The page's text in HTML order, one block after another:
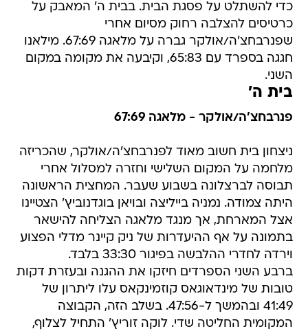
כדי להשתלט על פסגת הבית. בבית ה' המאבק על
כרטיסים להצלבה רחוק מסיום אחרי
שפנרבחצ'ה/אולקר גברה על מלאגה 67:69. מילאנו
חגגה בספרד עם 65:83, וקיבעה את מקומה במקום
השני.
בית ה'
פנרבחצ'ה/אולקר - מלאגה 67:69
ניצחון בית חשוב מאוד לפנרבחצ'ה/אולקר, שהכריזה
מלחמה על המקום השלישי וחזרה למסלול אחרי
תבוסה לברצלונה בשבוע שעבר. המחצית הראשונה
היתה צמודה. נמניה בייליצה ובויאן בוגדנוביץ' הצטיינו
אצל המארחת, אך מנגד מלאגה הצליחה להישאר
בתמונה על אף ההיעדרות של ניק קיינר מדלי הפצוע
וירדה לחדרי ההלבשה בפיגור 33:30 בלבד.
ברבע השני הספרדים חיזקו את ההגנה ובעזרת דקות
טובות של מינדאוגאס קוזמינקאס עלו ליתרון של
41:49 ובהמשך ל-47:56. בשלב הזה, הקבוצה
המקומית החליטה שדי. לוקה זוריץ' התחיל לצלוף,